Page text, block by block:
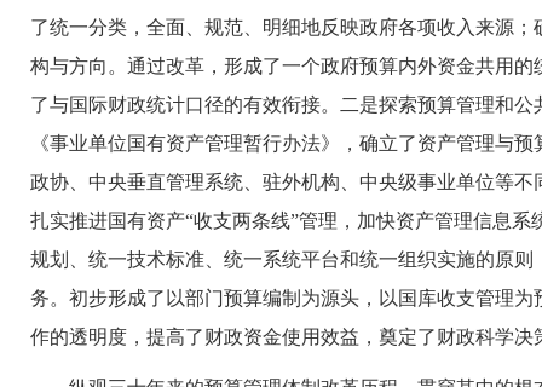
了统一分类，全面、规范、明细地反映政府各项收入来源
构与方向。通过改革，形成了一个政府预算内外资金共用
了与国际财政统计口径的有效衔接。二是探索预算管理和
《事业单位国有资产管理暂行办法》，确立了资产管理与
政协、中央垂直管理系统、驻外机构、中央级事业单位等
扎实推进国有资产“收支两条线”管理，加快资产管理信息
规划、统一技术标准、统一系统平台和统一组织实施的原
务。初步形成了以部门预算编制为源头，以国库收支管理
作的透明度，提高了财政资金使用效益，奠定了财政科学